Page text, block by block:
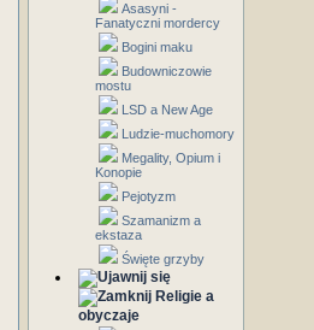
Asasyni -
Fanatyczni mordercy
Bogini maku
Budowniczowie
mostu
LSD a New Age
Ludzie-muchomory
Megality, Opium i
Konopie
Pejotyzm
Szamanizm a
ekstaza
Święte grzyby
Religie a
obyczaje